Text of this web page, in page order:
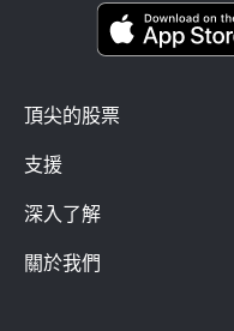
頂尖的股票
支援
深入了解
關於我們
投訴資料（FCA 客戶）